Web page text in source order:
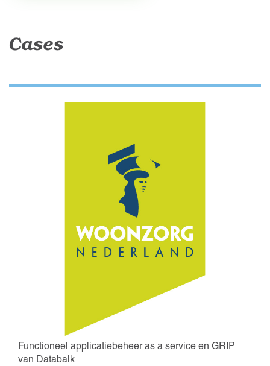
Cases
Functioneel applicatiebeheer as a service en GRIP
van Databalk